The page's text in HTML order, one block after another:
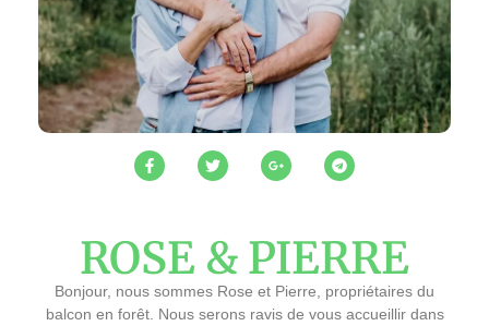
ROSE & PIERRE
Bonjour, nous sommes Rose et Pierre, propriétaires du
balcon en forêt. Nous serons ravis de vous accueillir dans